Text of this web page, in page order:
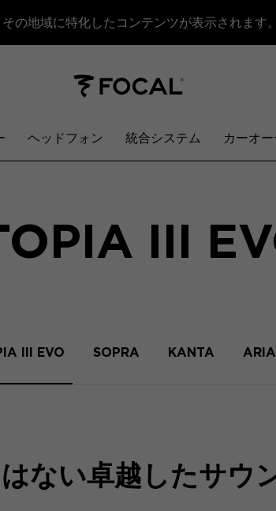
の地域に特化したコンテンツが表示されます。
ヘッドフォン 統合システム カーオ
III
III EVO SOPRA KANTA
ない卓越したサウ